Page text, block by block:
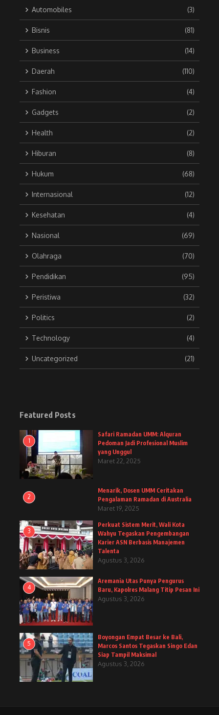
Automobiles (3)
Bisnis (81)
Business (14)
Daerah (110)
Fashion (4)
Gadgets (2)
Health (2)
Hiburan (8)
Hukum (68)
Internasional (12)
Kesehatan (4)
Nasional (69)
Olahraga (70)
Pendidikan (95)
Peristiwa (32)
Politics (2)
Technology (4)
Uncategorized (21)
Featured Posts
1
Safari Ramadan UMM: Alquran
Pedoman Jadi Profesional Muslim
yang Unggul
Maret 22, 2025
2
Menarik, Dosen UMM Ceritakan
Pengalaman Ramadan di Australia
Maret 19, 2025
3
Perkuat Sistem Merit, Wali Kota
Wahyu Tegaskan Pengembangan
Karier ASN Berbasis Manajemen
Talenta
Agustus 3, 2026
4
Aremania Utas Punya Pengurus
Baru, Kapolres Malang Titip Pesan Ini
Agustus 3, 2026
5
Boyongan Empat Besar ke Bali,
Marcos Santos Tegaskan Singo Edan
Siap Tampil Maksimal
Agustus 3, 2026